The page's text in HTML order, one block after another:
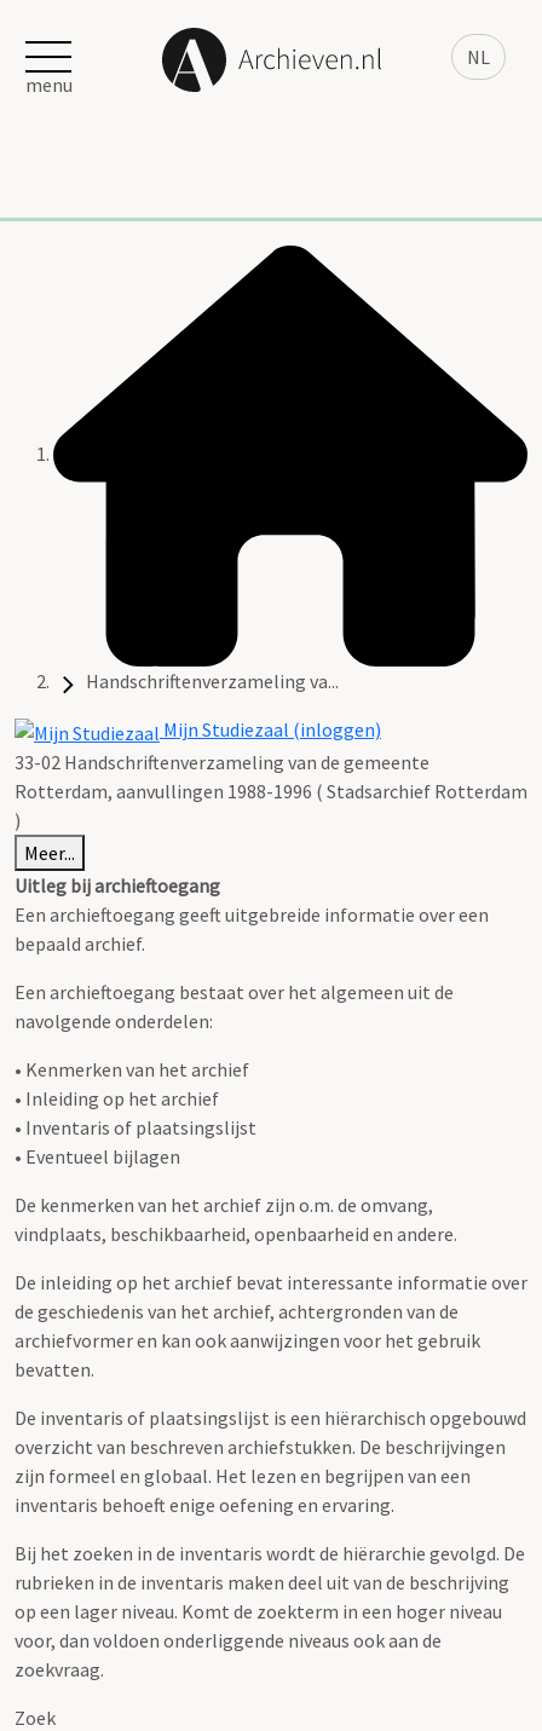
NL
menu
Handschriftenverzameling va...
Mijn Studiezaal (inloggen)
33-02 Handschriftenverzameling van de gemeente
Rotterdam, aanvullingen 1988-1996 ( Stadsarchief Rotterdam
)
Meer...
Uitleg bij archieftoegang
Een archieftoegang geeft uitgebreide informatie over een
bepaald archief.
Een archieftoegang bestaat over het algemeen uit de
navolgende onderdelen:
• Kenmerken van het archief
• Inleiding op het archief
• Inventaris of plaatsingslijst
• Eventueel bijlagen
De kenmerken van het archief zijn o.m. de omvang,
vindplaats, beschikbaarheid, openbaarheid en andere.
De inleiding op het archief bevat interessante informatie over
de geschiedenis van het archief, achtergronden van de
archiefvormer en kan ook aanwijzingen voor het gebruik
bevatten.
De inventaris of plaatsingslijst is een hiërarchisch opgebouwd
overzicht van beschreven archiefstukken. De beschrijvingen
zijn formeel en globaal. Het lezen en begrijpen van een
inventaris behoeft enige oefening en ervaring.
Bij het zoeken in de inventaris wordt de hiërarchie gevolgd. De
rubrieken in de inventaris maken deel uit van de beschrijving
op een lager niveau. Komt de zoekterm in een hoger niveau
voor, dan voldoen onderliggende niveaus ook aan de
zoekvraag.
Zoek